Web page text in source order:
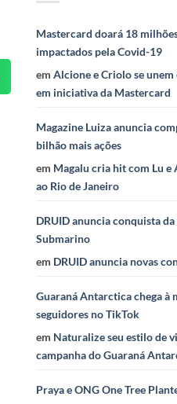
Mastercard doará 18
impactados pela Covid-19
emAlcione e Criolo se unem
em iniciativa da Mastercard
Magazine Luiza anuncia
bilhão mais ações
em Magalu cria hit com Lu e
ao Rio de Janeiro
DRUID anuncia conquista
Submarino
em DRUID anuncia novas
Guaraná Antarctica chega à
seguidores no TikTok
em Naturalize seu estilo de
campanha do Guaraná
Praya e ONG One Tree